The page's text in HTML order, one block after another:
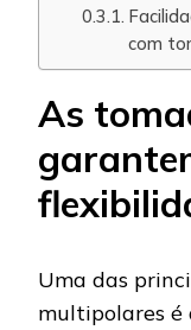
com
As
Uma das
multipolares é